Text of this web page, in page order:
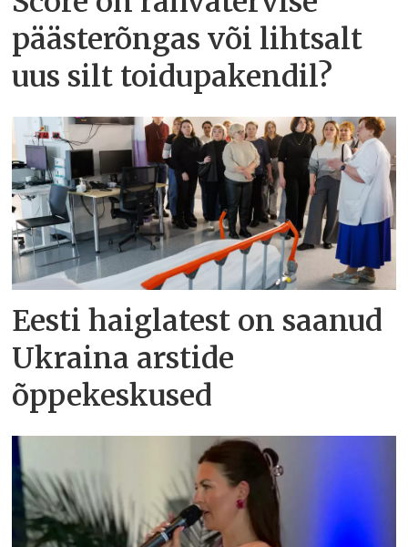
päästerõngas või lihtsalt
uus silt toidupakendil?
Eesti haiglatest on saanud
Ukraina arstide
õppekeskused